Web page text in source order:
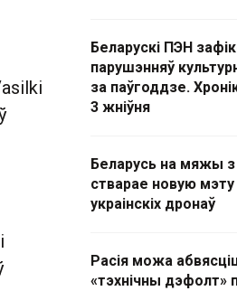
Беларускі ПЭН
парушэнняў
за паўгоддзе.
3 жніўня
Беларусь на мяжы з
стварае новую
украінскіх дронаў
Расія можа
«тэхнічны дэфолт»